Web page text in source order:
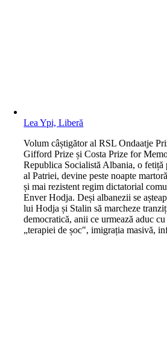
Lea Ypi, Liberă
Volum câștigător al RSL Ondaatje
Gifford Prize și Costa Prize for
Republica Socialistă Albania, o fetiță
al Patriei, devine peste noapte
și mai rezistent regim dictatorial
Enver Hodja. Deși albanezii se
lui Hodja și Stalin să marcheze
democratică, anii ce urmează aduc
„terapiei de șoc", imigrația masivă,